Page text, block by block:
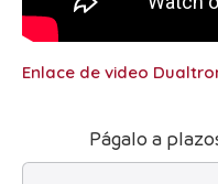
Enlace de video
Págalo a